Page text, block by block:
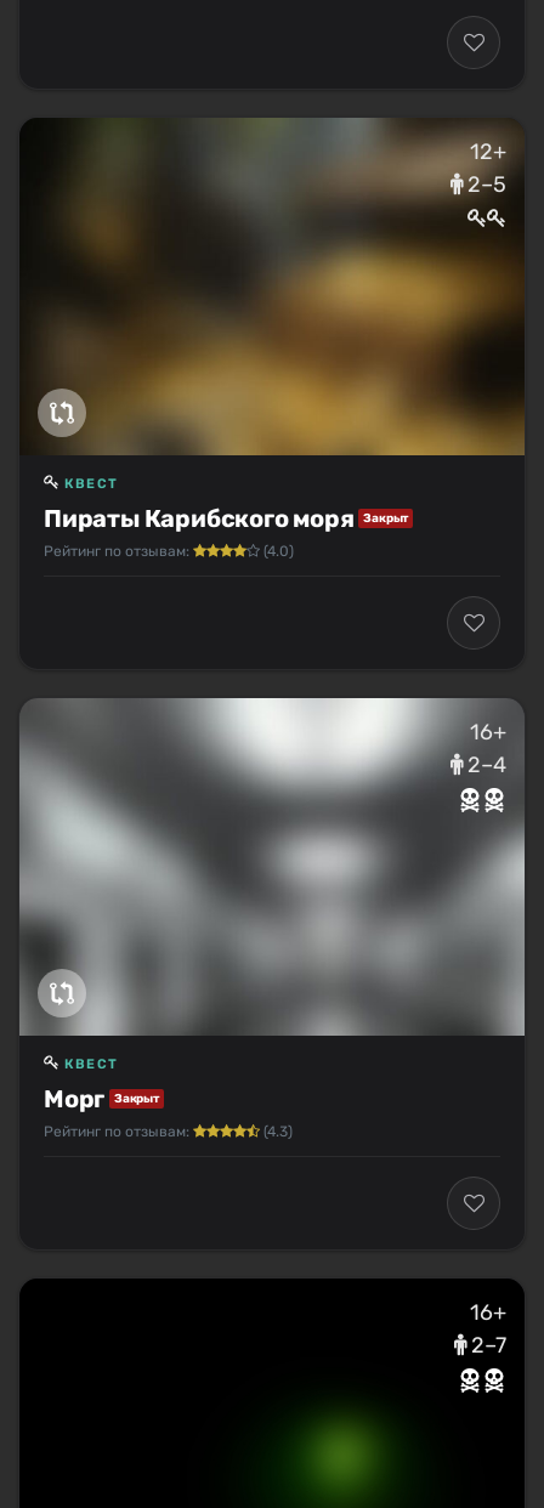
12+
2–5
Пираты Карибского моря Закрыт
КВЕСТ
Рейтинг по отзывам: (4.0)
16+
2–4
Морг Закрыт
КВЕСТ
Рейтинг по отзывам: (4.3)
16+
2–7